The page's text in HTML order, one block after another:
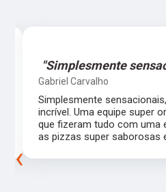
"Simplesmente
Gabriel Carvalho
Simplesmente
incrível. Uma equipe super
que fizeram tudo com uma
as pizzas super saborosas
‹